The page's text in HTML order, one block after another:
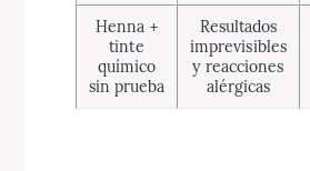
Henna +
tinte
químico
sin prueba
Resultados
imprevisibles
y reacciones
alérgicas